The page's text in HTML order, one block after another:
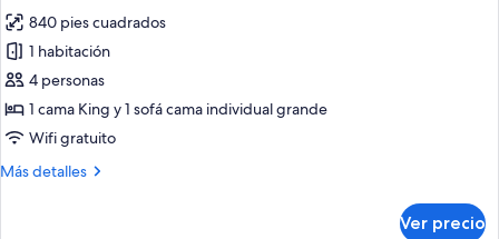
fotos
de
Villa
de
lujo,
habitación,
840 pies cuadrados
1 habitación
4 personas
1 cama King y 1 sofá cama individual grande
Wifi gratuito
Más detalles
Más
Ver precio